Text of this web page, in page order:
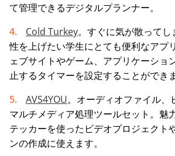
て管理できるデジタルプランナー。
Cold Turkey。すぐに気が散って
性を上げたい学生にとても便利なアプ
ェブサイトやゲーム、アプリケーショ
止するタイマーを設定することができま
AVS4YOU。オーディオファイル、
マルチメディア処理ツールセット。魅
テッカーを使ったビデオプロジェクト
ンの作成に使えます。